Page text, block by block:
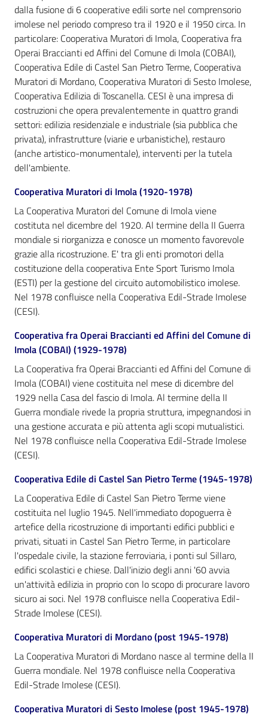
Casa
Piani
Archivio
storico
Menu selezionato
Patto
per
la
lettura
Seguici
Catalogo
on line
Eventi
Chiedi al
bibliotecario
Avvisi
Orari
dalla fusione di 6 cooperative edili sorte nel comprensorio
imolese nel periodo compreso tra il 1920 e il 1950 circa. In
particolare: Cooperativa Muratori di Imola, Cooperativa fra
Operai Braccianti ed Affini del Comune di Imola (COBAI),
Cooperativa Edile di Castel San Pietro Terme, Cooperativa
Muratori di Mordano, Cooperativa Muratori di Sesto Imolese,
Cooperativa Edilizia di Toscanella. CESI è una impresa di
costruzioni che opera prevalentemente in quattro grandi
settori: edilizia residenziale e industriale (sia pubblica che
privata), infrastrutture (viarie e urbanistiche), restauro
(anche artistico-monumentale), interventi per la tutela
dell'ambiente.
Cooperativa Muratori di Imola (1920-1978)
La Cooperativa Muratori del Comune di Imola viene
costituta nel dicembre del 1920. Al termine della II Guerra
mondiale si riorganizza e conosce un momento favorevole
grazie alla ricostruzione. E' tra gli enti promotori della
costituzione della cooperativa Ente Sport Turismo Imola
(ESTI) per la gestione del circuito automobilistico imolese.
Nel 1978 confluisce nella Cooperativa Edil-Strade Imolese
(CESI).
Cooperativa fra Operai Braccianti ed Affini del Comune di
Imola (COBAI) (1929-1978)
La Cooperativa fra Operai Braccianti ed Affini del Comune di
Imola (COBAI) viene costituita nel mese di dicembre del
1929 nella Casa del fascio di Imola. Al termine della II
Guerra mondiale rivede la propria struttura, impegnandosi in
una gestione accurata e più attenta agli scopi mutualistici.
Nel 1978 confluisce nella Cooperativa Edil-Strade Imolese
(CESI).
Cooperativa Edile di Castel San Pietro Terme (1945-1978)
La Cooperativa Edile di Castel San Pietro Terme viene
costituita nel luglio 1945. Nell'immediato dopoguerra è
artefice della ricostruzione di importanti edifici pubblici e
privati, situati in Castel San Pietro Terme, in particolare
l'ospedale civile, la stazione ferroviaria, i ponti sul Sillaro,
edifici scolastici e chiese. Dall'inizio degli anni '60 avvia
un'attività edilizia in proprio con lo scopo di procurare lavoro
sicuro ai soci. Nel 1978 confluisce nella Cooperativa Edil-
Strade Imolese (CESI).
Cooperativa Muratori di Mordano (post 1945-1978)
La Cooperativa Muratori di Mordano nasce al termine della II
Guerra mondiale. Nel 1978 confluisce nella Cooperativa
Edil-Strade Imolese (CESI).
Cooperativa Muratori di Sesto Imolese (post 1945-1978)